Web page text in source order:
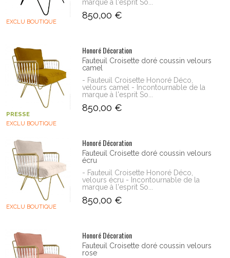
EXCLU BOUTIQUE
marque à l'esprit So...
850,00 €
PRESSE
EXCLU BOUTIQUE
Honoré Décoration
Fauteuil Croisette doré coussin velours
camel
- Fauteuil Croisette Honoré Déco,
velours camel - Incontournable de la
marque à l'esprit So...
850,00 €
EXCLU BOUTIQUE
Honoré Décoration
Fauteuil Croisette doré coussin velours
écru
- Fauteuil Croisette Honoré Déco,
velours écru - Incontournable de la
marque à l'esprit So...
850,00 €
Honoré Décoration
Fauteuil Croisette doré coussin velours
rose